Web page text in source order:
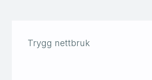
Trygg nettbruk